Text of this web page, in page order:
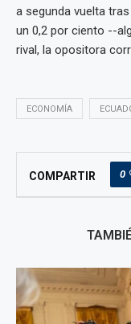
a segunda vuelta
un 0,2 por ciento --
rival, la opositora
ECONOMÍA
COMPARTIR 0